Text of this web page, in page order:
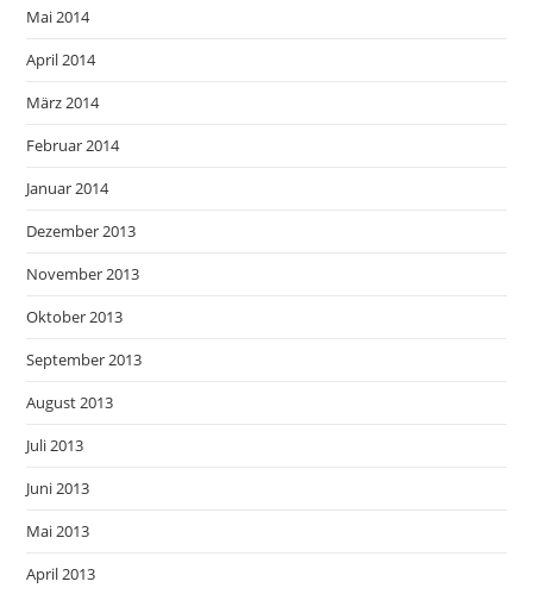
Mai 2014
April 2014
März 2014
Februar 2014
Januar 2014
Dezember 2013
November 2013
Oktober 2013
September 2013
August 2013
Juli 2013
Juni 2013
Mai 2013
April 2013